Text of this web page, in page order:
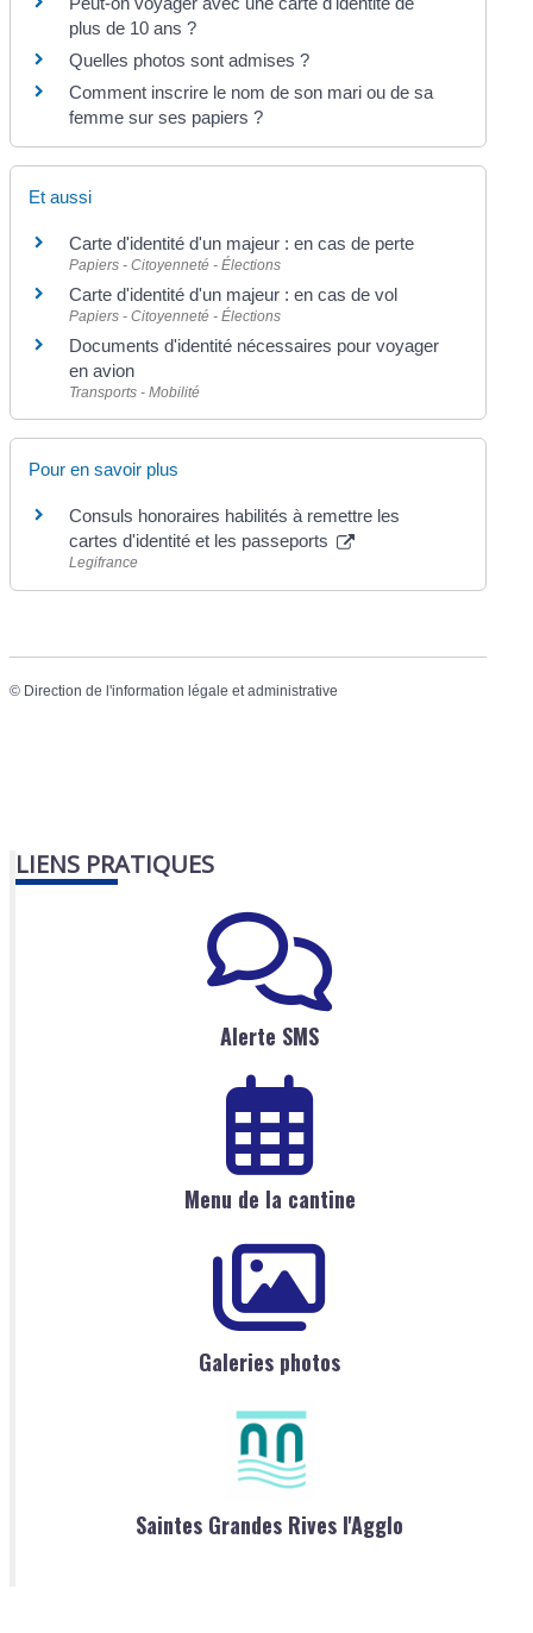
plus de 10 ans ?
Quelles photos sont admises ?
Comment inscrire le nom de son mari ou de sa
femme sur ses papiers ?
Et aussi
Carte d'identité d'un majeur : en cas de perte
Papiers - Citoyenneté - Élections
Carte d'identité d'un majeur : en cas de vol
Papiers - Citoyenneté - Élections
Documents d'identité nécessaires pour voyager
en avion
Transports - Mobilité
Pour en savoir plus
Consuls honoraires habilités à remettre les
cartes d'identité et les passeports
Legifrance
© Direction de l'information légale et administrative
LIENS PRATIQUES
Alerte SMS
Menu de la cantine
Galeries photos
Saintes Grandes Rives l'Agglo